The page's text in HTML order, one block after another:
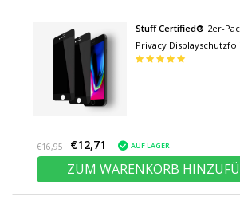
Stuff Certified® 2er-
Privacy
Abdeckung - Gehärtete
€16,95 €12,71 AUF LAGER
ZUM WARENKORB